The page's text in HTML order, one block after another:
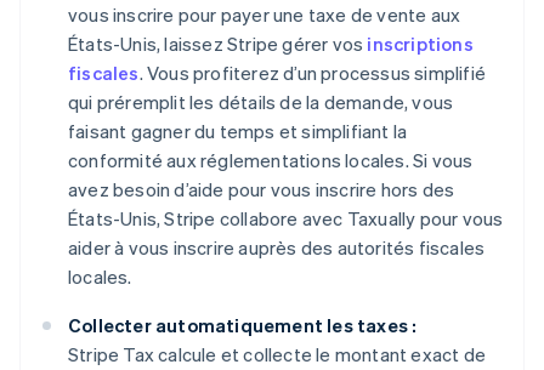
vous inscrire pour payer une taxe de vente aux
États-Unis, laissez Stripe gérer vos inscriptions
fiscales. Vous profiterez d’un processus simplifié
qui préremplit les détails de la demande, vous
faisant gagner du temps et simplifiant la
conformité aux réglementations locales. Si vous
avez besoin d’aide pour vous inscrire hors des
États-Unis, Stripe collabore avec Taxually pour vous
aider à vous inscrire auprès des autorités fiscales
locales.
Collecter automatiquement les taxes :
Stripe Tax calcule et collecte le montant exact de